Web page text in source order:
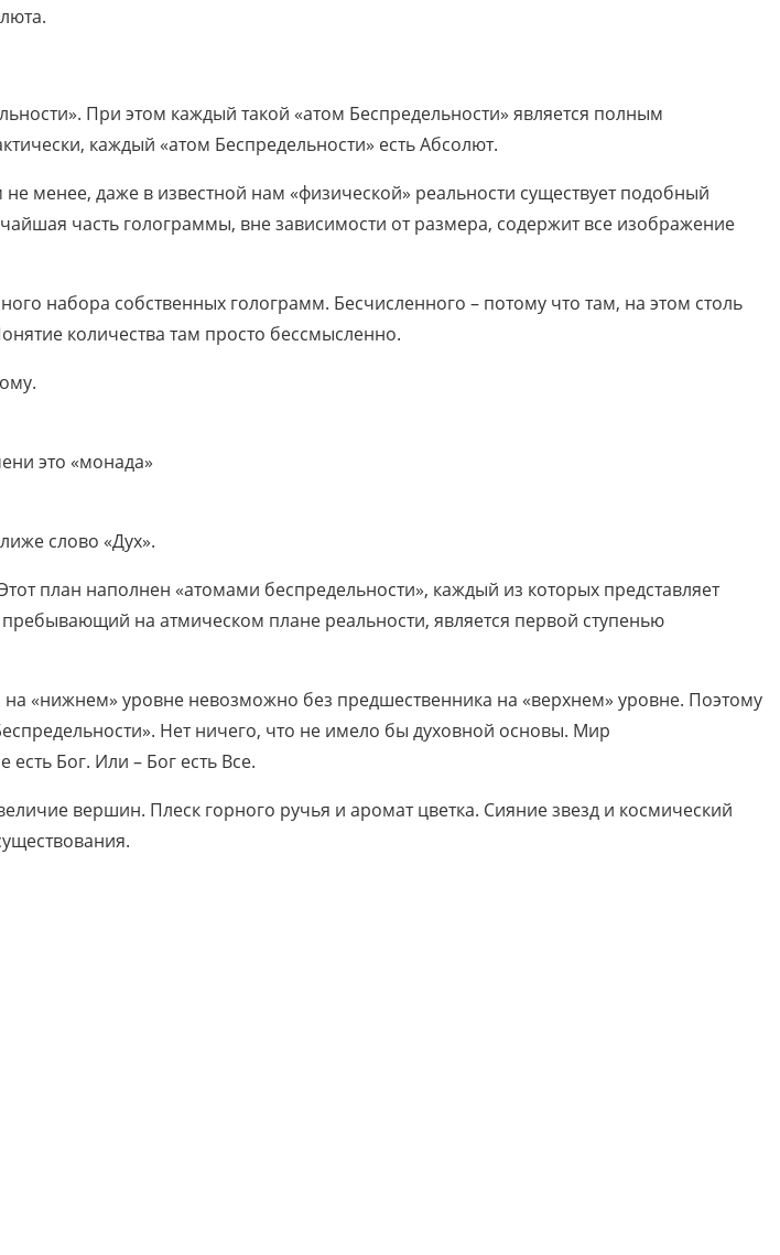
При этом каждый такой «атом Беспредельности» является полным
каждый «атом Беспредельности» есть Абсолют.
менее, даже в известной нам «физической» реальности существует подобный
часть голограммы, вне зависимости от размера, содержит все изображение
набора собственных голограмм. Бесчисленного – потому что там, на этом столь
количества там просто бессмысленно.
это «монада»
слово «Дух».
план наполнен «атомами беспредельности», каждый из которых представляет
на атмическом плане реальности, является первой ступенью
на «нижнем» уровне невозможно без предшественника на «верхнем» уровне. Поэтому
Нет ничего, что не имело бы духовной основы. Мир
Бог. Или – Бог есть Все.
вершин. Плеск горного ручья и аромат цветка. Сияние звезд и космический